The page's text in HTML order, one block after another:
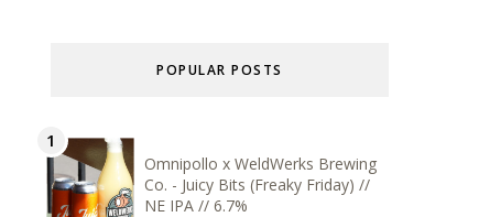
POPULAR POSTS
Omnipollo x WeldWerks Brewing
Co. - Juicy Bits (Freaky Friday) //
NE IPA // 6.7%